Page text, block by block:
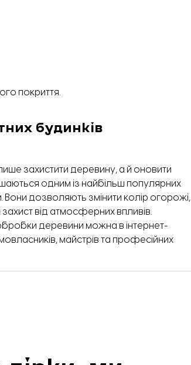
покриття.
будинків
захистити деревину, а й оновити
одним із найбільш популярних
Вони дозволяють змінити колір огорожі,
від атмосферних впливів.
деревини можна в інтернет-
майстрів та професійних